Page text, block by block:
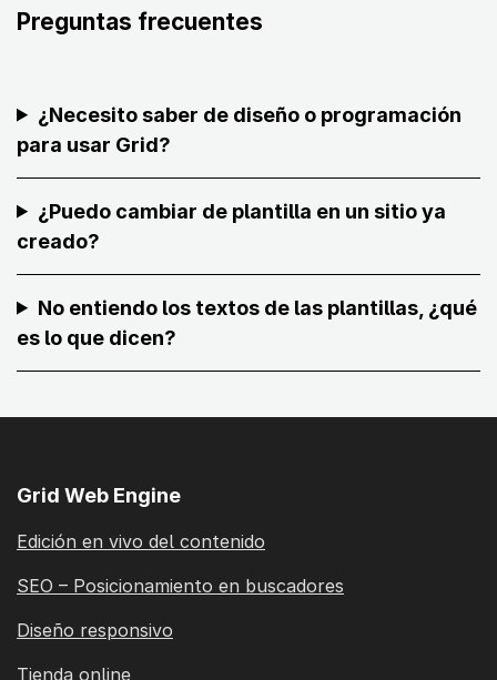
Preguntas frecuentes
¿Necesito saber de diseño o programación
para usar Grid?
¿Puedo cambiar de plantilla en un sitio ya
creado?
No entiendo los textos de las plantillas, ¿qué
es lo que dicen?
Grid Web Engine
Edición en vivo del contenido
SEO – Posicionamiento en buscadores
Diseño responsivo
Tienda online